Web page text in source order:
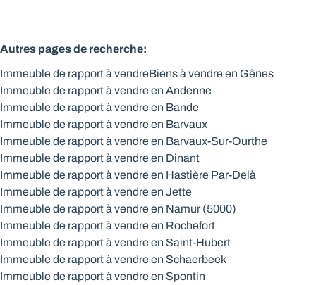
Max. budget
Chercher
Autres pages de recherche:
Immeuble de rapport à vendreBiens à vendre en Gênes
Immeuble de rapport à vendre en Andenne
Immeuble de rapport à vendre en Bande
Immeuble de rapport à vendre en Barvaux
Immeuble de rapport à vendre en Barvaux-Sur-Ourthe
Immeuble de rapport à vendre en Dinant
Immeuble de rapport à vendre en Hastière Par-Delà
Immeuble de rapport à vendre en Jette
Immeuble de rapport à vendre en Namur (5000)
Immeuble de rapport à vendre en Rochefort
Immeuble de rapport à vendre en Saint-Hubert
Immeuble de rapport à vendre en Schaerbeek
Immeuble de rapport à vendre en Spontin